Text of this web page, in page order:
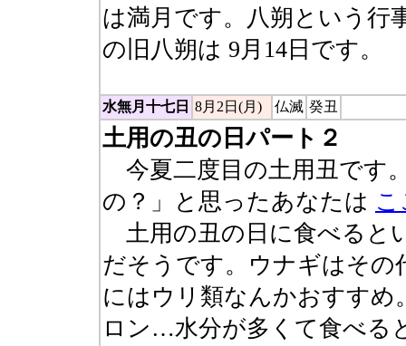
は満月です。八朔という行
の旧八朔は 9月14日です。
水無月十七日 8月2日(月) 仏滅 癸丑
土用の丑の日パート２
今夏二度目の土用丑です
の？」と思ったあなたは
土用の丑の日に食べると
だそうです。ウナギはその
にはウリ類なんかおすす
ロン…水分が多くて食べる